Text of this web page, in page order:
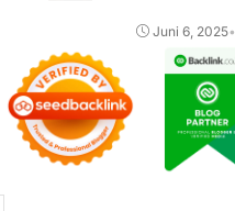
Juni 6, 2025•